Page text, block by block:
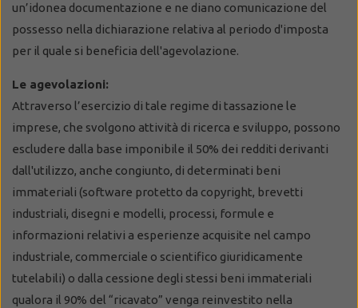
un’idonea documentazione e ne diano comunicazione del
possesso nella dichiarazione relativa al periodo d'imposta
per il quale si beneficia dell'agevolazione.
Le agevolazioni:
Attraverso l’esercizio di tale regime di tassazione le
imprese, che svolgono attività di ricerca e sviluppo, possono
escludere dalla base imponibile il 50% dei redditi derivanti
dall'utilizzo, anche congiunto, di determinati beni
immateriali (software protetto da copyright, brevetti
industriali, disegni e modelli, processi, formule e
informazioni relativi a esperienze acquisite nel campo
industriale, commerciale o scientifico giuridicamente
tutelabili) o dalla cessione degli stessi beni immateriali
qualora il 90% del “ricavato” venga reinvestito nella